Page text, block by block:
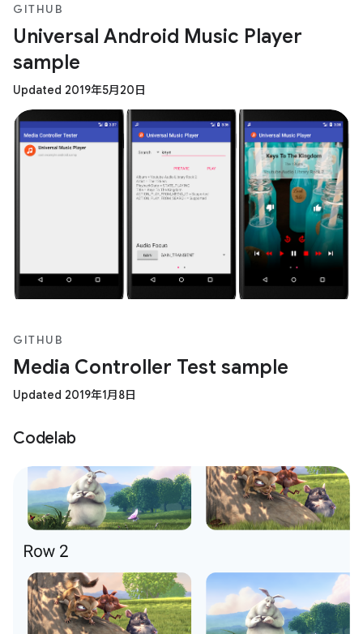
GITHUB
Universal Android Music Player
sample
Updated 2019年5月20日
GITHUB
Media Controller Test sample
Updated 2019年1月8日
Codelab